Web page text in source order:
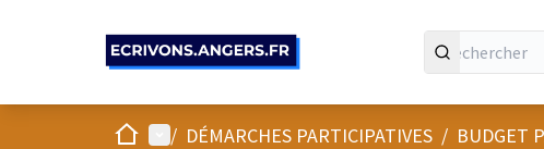
AccueilMenu principal
/ DÉMARCHES PARTICIPATIVES / BUDGET